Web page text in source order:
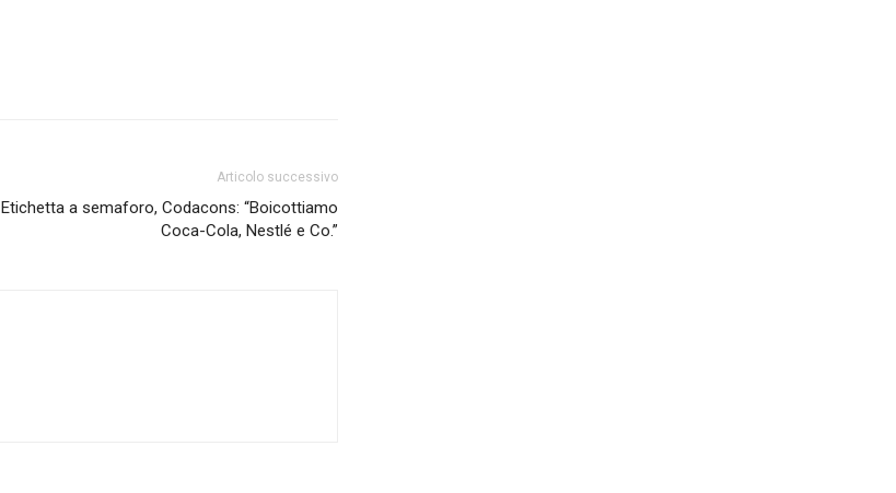
Articolo successivo
Etichetta a semaforo, Codacons: “Boicottiamo
Coca-Cola, Nestlé e Co.”